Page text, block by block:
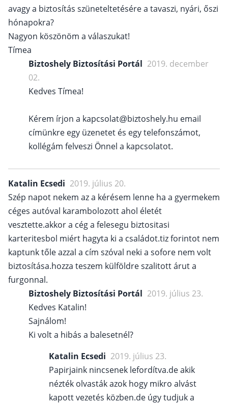
avagy a biztosítás szüneteltetésére a tavaszi, nyári, őszi
hónapokra?
Nagyon köszönöm a válaszukat!
Tímea
Biztoshely Biztosítási Portál 2019. december
02.
Kedves Tímea!
Kérem írjon a kapcsolat@biztoshely.hu email
címünkre egy üzenetet és egy telefonszámot,
kollégám felveszi Önnel a kapcsolatot.
Katalin Ecsedi 2019. július 20.
Szép napot nekem az a kérésem lenne ha a gyermekem
céges autóval karambolozott ahol életét
vesztette.akkor a cég a felesegu biztositasi
karteritesbol miért hagyta ki a családot.tiz forintot nem
kaptunk tőle azzal a cím szóval neki a sofore nem volt
biztosítása.hozza teszem külföldre szalitott árut a
furgonnal.
Biztoshely Biztosítási Portál 2019. július 23.
Kedves Katalin!
Sajnálom!
Ki volt a hibás a balesetnél?
Katalin Ecsedi 2019. július 23.
Papirjaink nincsenek lefordítva.de akik
nézték olvasták azok hogy mikro alvást
kapott vezetés közben.de úgy tudjuk a